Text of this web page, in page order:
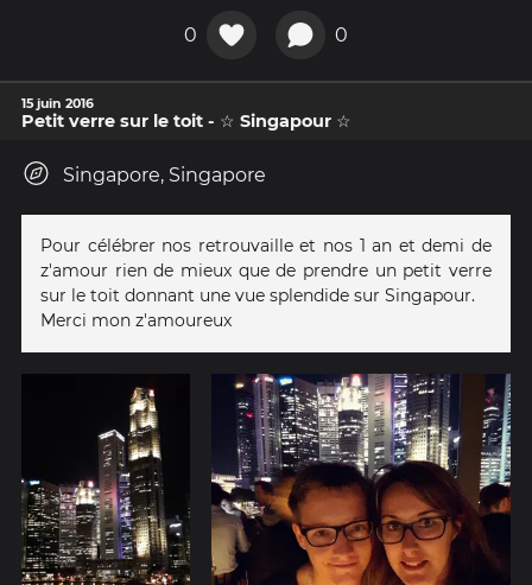
0 0
15 juin 2016
Petit verre sur le toit - ☆ Singapour ☆
Singapore, Singapore
Pour célébrer nos retrouvaille et nos 1 an et demi de
z'amour rien de mieux que de prendre un petit verre
sur le toit donnant une vue splendide sur Singapour.
Merci mon z'amoureux